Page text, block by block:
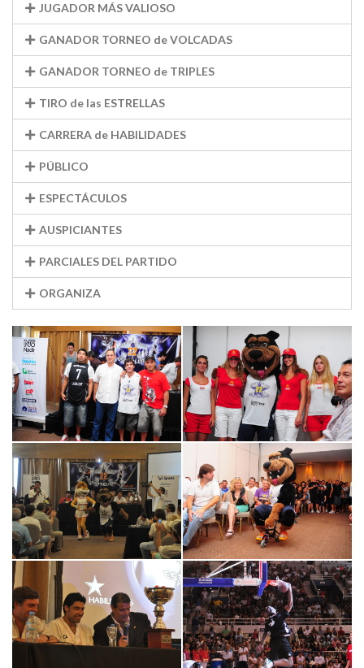
JUGADOR MÁS VALIOSO
GANADOR TORNEO de VOLCADAS
GANADOR TORNEO de TRIPLES
TIRO de las ESTRELLAS
CARRERA de HABILIDADES
PÚBLICO
ESPECTÁCULOS
AUSPICIANTES
PARCIALES DEL PARTIDO
ORGANIZA